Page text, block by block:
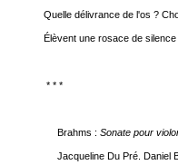
Quelle délivrance de l'os ?
Élèvent une rosace de
* * *
Brahms : Sonate pour
Jacqueline Du Pré. Daniel